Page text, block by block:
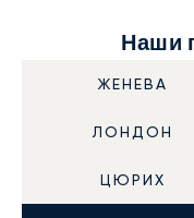
Наши
ЖЕНЕВА
ЛОНДОН
ЦЮРИХ